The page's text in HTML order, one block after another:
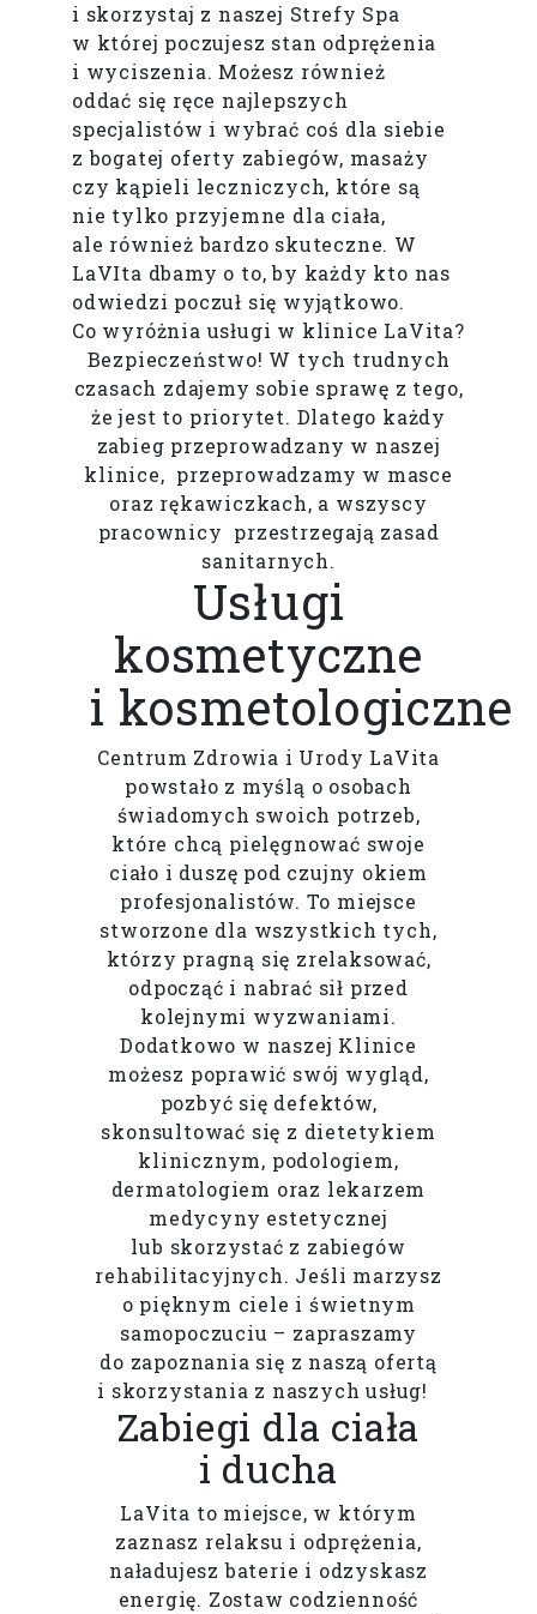
i skorzystaj z naszej Strefy Spa
w której poczujesz stan odprężenia
i wyciszenia. Możesz również
oddać się ręce najlepszych
specjalistów i wybrać coś dla siebie
z bogatej oferty zabiegów, masaży
czy kąpieli leczniczych, które są
nie tylko przyjemne dla ciała,
ale również bardzo skuteczne. W
LaVIta dbamy o to, by każdy kto nas
odwiedzi poczuł się wyjątkowo.
Co wyróżnia usługi w klinice LaVita?
Bezpieczeństwo! W tych trudnych
czasach zdajemy sobie sprawę z tego,
że jest to priorytet. Dlatego każdy
zabieg przeprowadzany w naszej
klinice, przeprowadzamy w masce
oraz rękawiczkach, a wszyscy
pracownicy przestrzegają zasad
sanitarnych.
Usługi
kosmetyczne
i kosmetologiczne
Centrum Zdrowia i Urody LaVita
powstało z myślą o osobach
świadomych swoich potrzeb,
które chcą pielęgnować swoje
ciało i duszę pod czujny okiem
profesjonalistów. To miejsce
stworzone dla wszystkich tych,
którzy pragną się zrelaksować,
odpocząć i nabrać sił przed
kolejnymi wyzwaniami.
Dodatkowo w naszej Klinice
możesz poprawić swój wygląd,
pozbyć się defektów,
skonsultować się z dietetykiem
klinicznym, podologiem,
dermatologiem oraz lekarzem
medycyny estetycznej
lub skorzystać z zabiegów
rehabilitacyjnych. Jeśli marzysz
o pięknym ciele i świetnym
samopoczuciu – zapraszamy
do zapoznania się z naszą ofertą
i skorzystania z naszych usług!
Zabiegi dla ciała
i ducha
LaVita to miejsce, w którym
zaznasz relaksu i odprężenia,
naładujesz baterie i odzyskasz
energię. Zostaw codzienność